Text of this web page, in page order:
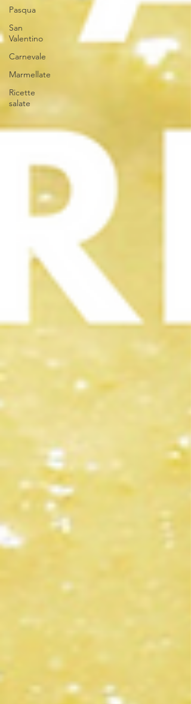
Pasqua
San
Valentino
Carnevale
Marmellate
Ricette
salate